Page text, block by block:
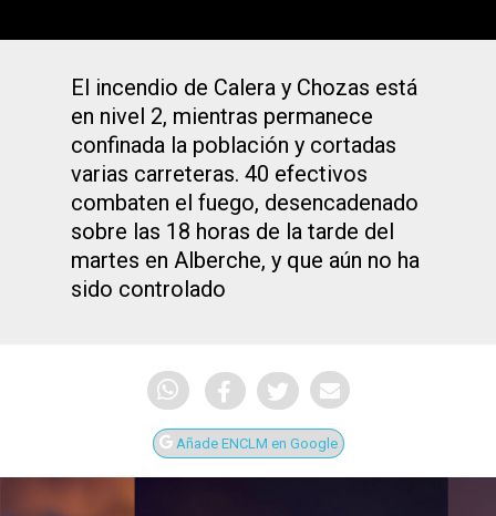
El incendio de Calera y Chozas está
en nivel 2, mientras permanece
confinada la población y cortadas
varias carreteras. 40 efectivos
combaten el fuego, desencadenado
sobre las 18 horas de la tarde del
martes en Alberche, y que aún no ha
sido controlado
Añade ENCLM en Google